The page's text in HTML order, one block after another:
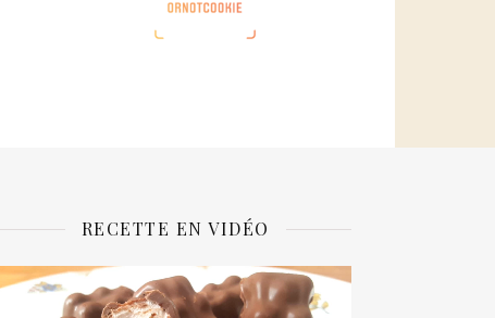
RECETTE EN VIDÉO
Lecteur